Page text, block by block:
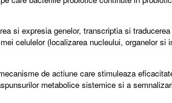
si expresia genelor, transcriptia si
celulelor (localizarea nucleului, organelor
de actiune care stimuleaza
metabolice sistemice si a